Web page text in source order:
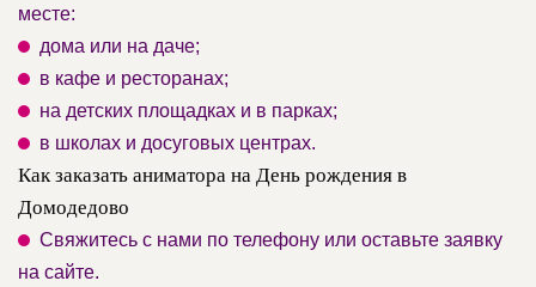
месте:
дома или на даче;
в кафе и ресторанах;
на детских площадках и в парках;
в школах и досуговых центрах.
Как заказать аниматора на День рождения в
Домодедово
Свяжитесь с нами по телефону или оставьте заявку
на сайте.